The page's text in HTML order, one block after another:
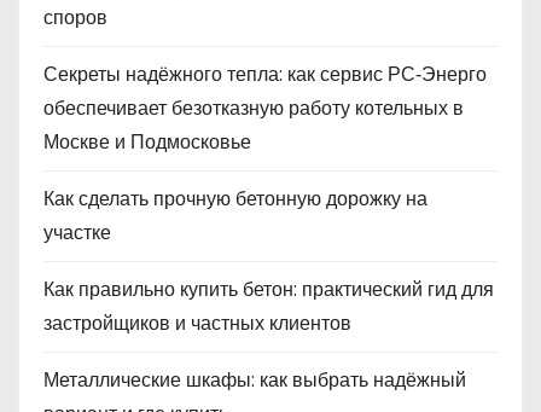
споров
Секреты надёжного тепла: как сервис РС‑Энерго
обеспечивает безотказную работу котельных в
Москве и Подмосковье
Как сделать прочную бетонную дорожку на
участке
Как правильно купить бетон: практический гид для
застройщиков и частных клиентов
Металлические шкафы: как выбрать надёжный